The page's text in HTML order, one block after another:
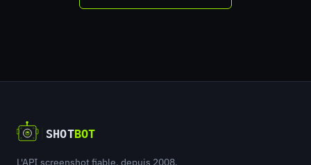
L'API screenshot fiable, depuis 2008.